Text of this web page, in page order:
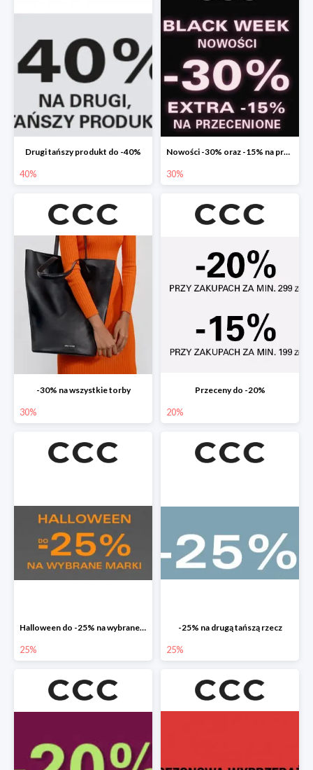
Drugi tańszy produkt do -40%
40%
Nowości -30% oraz -15% na przecenione
30%
-30% na wszystkie torby
30%
Przeceny do -20%
20%
Halloween do -25% na wybrane marki
25%
-25% na drugą tańszą rzecz
25%